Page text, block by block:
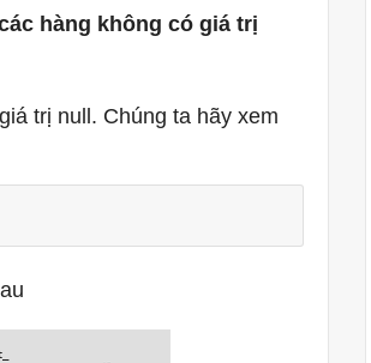
hàng không có giá trị
trị null. Chúng ta hãy xem